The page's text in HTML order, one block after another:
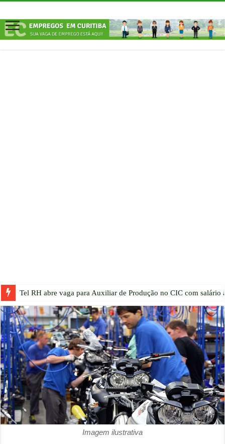
Tel RH abre vaga para Auxiliar de Produção no CIC com salário
Imagem ilustrativa